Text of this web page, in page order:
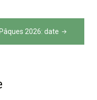
Pâques 2026: date